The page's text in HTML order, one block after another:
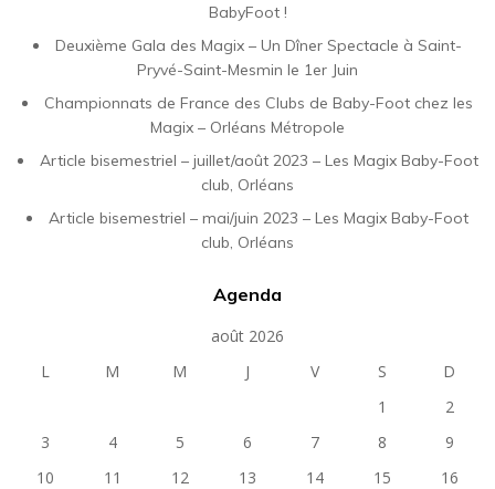
BabyFoot !
Deuxième Gala des Magix – Un Dîner Spectacle à Saint-
Pryvé-Saint-Mesmin le 1er Juin
Championnats de France des Clubs de Baby-Foot chez les
Magix – Orléans Métropole
Article bisemestriel – juillet/août 2023 – Les Magix Baby-Foot
club, Orléans
Article bisemestriel – mai/juin 2023 – Les Magix Baby-Foot
club, Orléans
Agenda
août 2026
L
M M J V S
D
1
2
3
4 5 6 7 8
9
10
11 12 13 14 15
16